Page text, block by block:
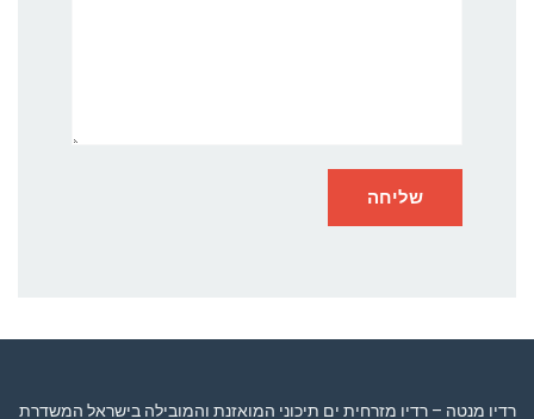
רדיו מנטה – רדיו מזרחית ים תיכוני המואזנת והמובילה בישראל המשדרת